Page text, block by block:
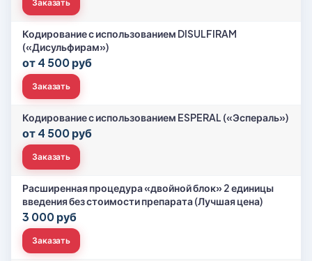
Заказать
Кодирование с использованием DISULFIRAM
(«Дисульфирам»)
от 4 500 руб
Заказать
Кодирование с использованием ESPERAL («Эспераль»)
от 4 500 руб
Заказать
Расширенная процедура «двойной блок» 2 единицы
введения без стоимости препарата (Лучшая цена)
3 000 руб
Заказать